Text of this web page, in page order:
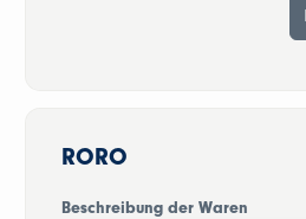
RORO
Beschreibung der Waren